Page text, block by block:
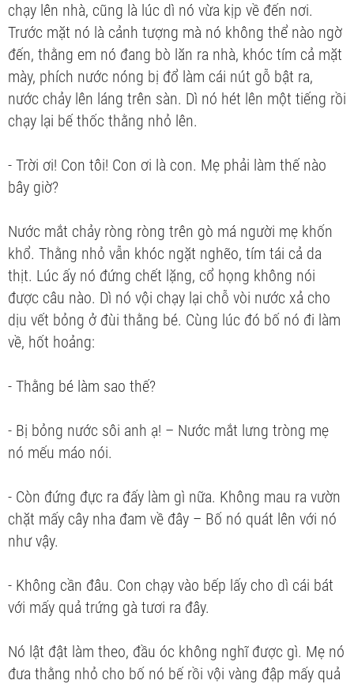
chạy lên nhà, cũng là lúc dì nó vừa kịp về đến nơi.
Trước mặt nó là cảnh tượng mà nó không thể nào ngờ
đến, thằng em nó đang bò lăn ra nhà, khóc tím cả mặt
mày, phích nước nóng bị đổ làm cái nút gỗ bật ra,
nước chảy lên láng trên sàn. Dì nó hét lên một tiếng rồi
chạy lại bế thốc thằng nhỏ lên.
- Trời ơi! Con tôi! Con ơi là con. Mẹ phải làm thế nào
bây giờ?
Nước mắt chảy ròng ròng trên gò má người mẹ khốn
khổ. Thằng nhỏ vẫn khóc ngặt nghẽo, tím tái cả da
thịt. Lúc ấy nó đứng chết lặng, cổ họng không nói
được câu nào. Dì nó vội chạy lại chỗ vòi nước xả cho
dịu vết bỏng ở đùi thằng bé. Cùng lúc đó bố nó đi làm
về, hốt hoảng:
- Thằng bé làm sao thế?
- Bị bỏng nước sôi anh ạ! – Nước mắt lưng tròng mẹ
nó mếu máo nói.
- Còn đứng đực ra đấy làm gì nữa. Không mau ra vườn
chặt mấy cây nha đam về đây – Bố nó quát lên với nó
như vậy.
- Không cần đâu. Con chạy vào bếp lấy cho dì cái bát
với mấy quả trứng gà tươi ra đây.
Nó lật đật làm theo, đầu óc không nghĩ được gì. Mẹ nó
đưa thằng nhỏ cho bố nó bế rồi vội vàng đập mấy quả